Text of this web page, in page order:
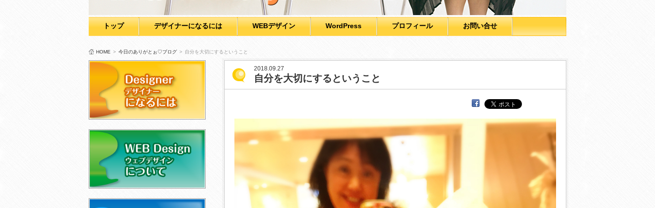
トップ デザイナーになるには WEBデザイン WordPress プロフィール お問い合せ
HOME > 今日のありがとぉ♡ブログ > 自分を大切にするということ
2018.09.27
自分を大切にするということ